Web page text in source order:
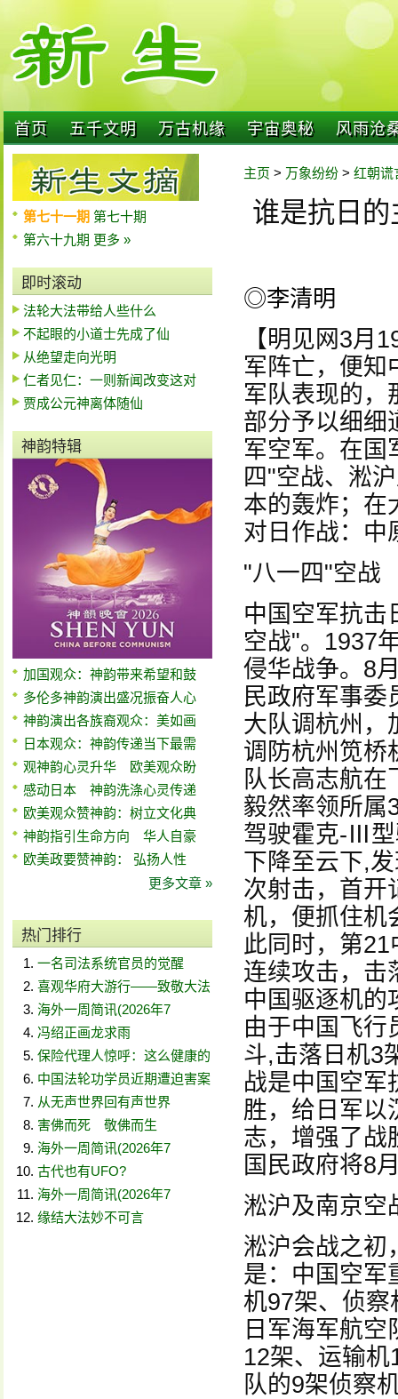
首页 五千文明 万古机缘 宇宙奥秘 风雨沧
第七十一期 第七十期
第六十九期 更多 »
即时滚动
法轮大法带给人些什么
不起眼的小道士先成了仙
从绝望走向光明
仁者见仁：一则新闻改变这对
贾成公元神离体随仙
神韵特辑
加国观众：神韵带来希望和鼓
多伦多神韵演出盛况振奋人心
神韵演出各族裔观众：美如画
日本观众：神韵传递当下最需
观神韵心灵升华 欧美观众盼
感动日本 神韵洗涤心灵传递
欧美观众赞神韵：树立文化典
神韵指引生命方向 华人自豪
欧美政要赞神韵： 弘扬人性
更多文章 »
热门排行
一名司法系统官员的觉醒
喜观华府大游行——致敬大法
海外一周简讯(2026年7
冯绍正画龙求雨
保险代理人惊呼：这么健康的
中国法轮功学员近期遭迫害案
从无声世界回有声世界
害佛而死 敬佛而生
海外一周简讯(2026年7
古代也有UFO?
海外一周简讯(2026年7
缘结大法妙不可言
主页 > 万象纷纷 > 红朝谎
谁是抗日
◎李清明
【明见网3月
军阵亡，便知
军队表现的，
部分予以细细
军空军。在国
四"空战、淞
本的轰炸；在
对日作战：中
"八一四"空战
中国空军抗击
空战"。1937
侵华战争。8
民政府军事委
大队调杭州，
调防杭州笕桥
队长高志航
毅然率领所属
驾驶霍克-Ⅲ型
下降至云下,
次射击，首开
机，便抓住机
此同时，第
连续攻击，击
中国驱逐机的
由于中国飞行
斗,击落日机3
战是中国空军
胜，给日军以
志，增强了战
国民政府将8
淞沪及南京空
淞沪会战之初
是：中国空军
机97架、侦
日军海军航
12架、运输
队的9架侦察